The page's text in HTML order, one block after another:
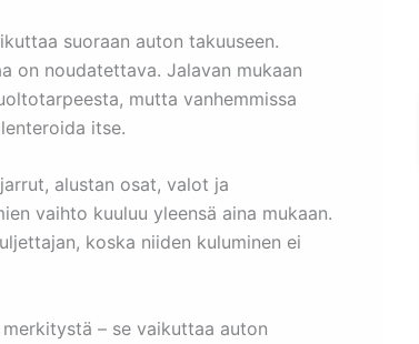
suoraan auton takuuseen.
on noudatettava. Jalavan mukaan
mutta vanhemmissa
itse.
alustan osat, valot ja
vaihto kuuluu yleensä aina mukaan.
koska niiden kuluminen ei
– se vaikuttaa auton